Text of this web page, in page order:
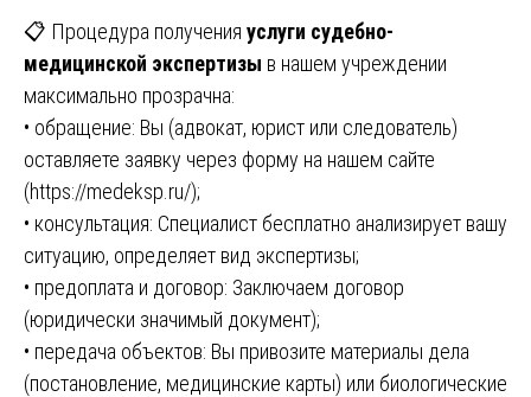
📋 Процедура получения услуги судебно-
медицинской экспертизы в нашем учреждении
максимально прозрачна:
• обращение: Вы (адвокат, юрист или следователь)
оставляете заявку через форму на нашем сайте
(https://medeksp.ru/);
• консультация: Специалист бесплатно анализирует вашу
ситуацию, определяет вид экспертизы;
• предоплата и договор: Заключаем договор
(юридически значимый документ);
• передача объектов: Вы привозите материалы дела
(постановление, медицинские карты) или биологические